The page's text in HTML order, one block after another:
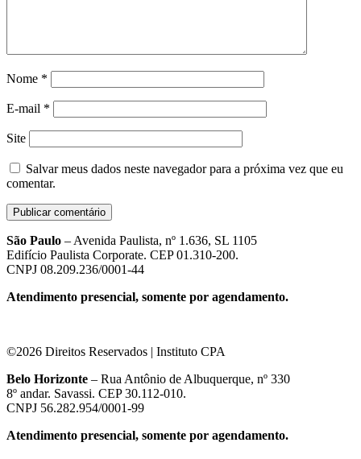
Nome *
E-mail *
Site
Salvar meus dados neste navegador para a próxima vez que eu
comentar.
São Paulo – Avenida Paulista, nº 1.636, SL 1105
Edifício Paulista Corporate. CEP 01.310-200.
CNPJ 08.209.236/0001-44
Atendimento presencial, somente por agendamento.
©2026 Direitos Reservados | Instituto CPA
Belo Horizonte – Rua Antônio de Albuquerque, nº 330
8º andar. Savassi. CEP 30.112-010.
CNPJ 56.282.954/0001-99
Atendimento presencial, somente por agendamento.